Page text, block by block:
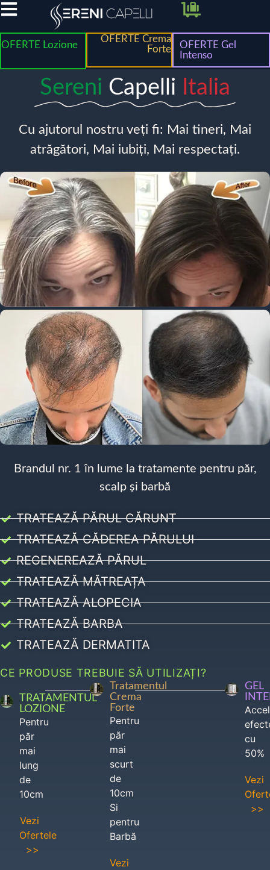
OFERTE Lozione
OFERTE Crema
Forte
OFERTE Gel
Intenso
Sereni Capelli Italia
Cu ajutorul nostru veți fi: Mai tineri, Mai
atrăgători, Mai iubiți, Mai respectați.
Brandul nr. 1 în lume la tratamente pentru păr,
scalp și barbă
TRATEAZĂ PĂRUL CĂRUNT
TRATEAZĂ CĂDEREA PĂRULUI
REGENEREAZĂ PĂRUL
TRATEAZĂ MĂTREAȚA
TRATEAZĂ ALOPECIA
TRATEAZĂ BARBA
TRATEAZĂ DERMATITA
CE PRODUSE TREBUIE SĂ UTILIZAȚI?
TRATAMENTUL
LOZIONE
Pentru
păr
mai
lung
de
10cm
Vezi
Ofertele
>>
Tratamentul
Crema
Forte
Pentru
păr
mai
scurt
de
10cm
Si
pentru
Barbă
Vezi
GEL
cu
50%
Vezi
>>